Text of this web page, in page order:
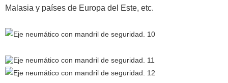
Malasia y países de Europa del Este, etc.